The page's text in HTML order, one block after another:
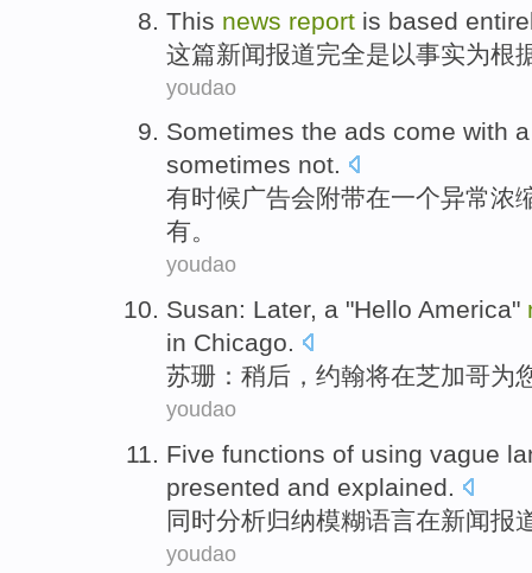
This news report is based
这篇新闻报道完全是以事实为根
youdao
Sometimes the ads come with a
sometimes not.
有时候广告会附带在一个异常浓
有。
youdao
Susan: Later, a "Hello America"
in Chicago.
苏珊 ： 稍后 ， 约翰将在芝加哥为
youdao
Five functions of using vague
presented and explained.
同时分析归纳模糊语言在新闻报
youdao